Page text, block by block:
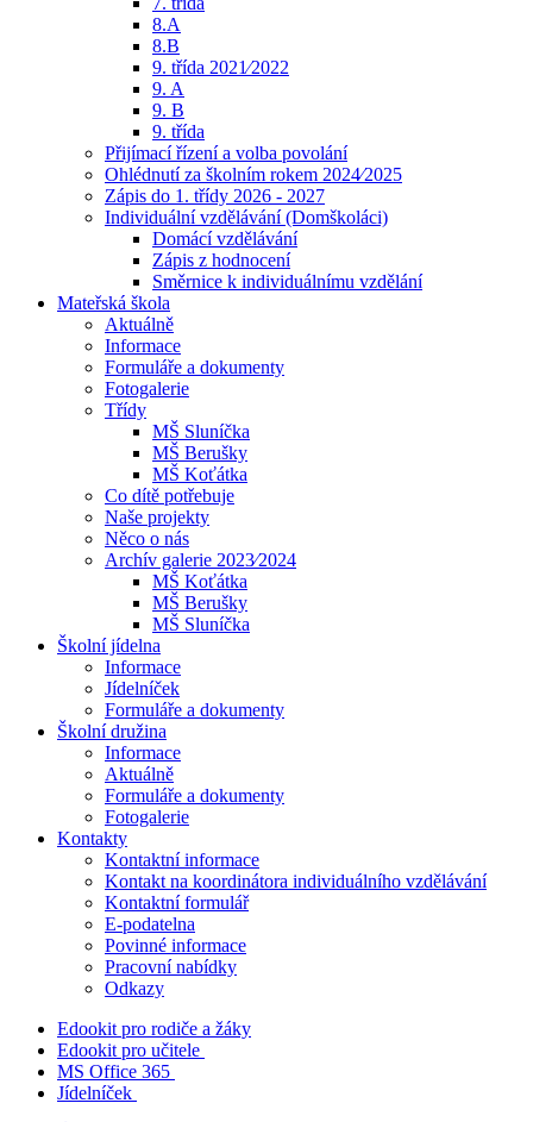
8.A
8.B
9. třída 2021⁄2022
9. A
9. B
9. třída
Přijímací řízení a volba povolání
Ohlédnutí za školním rokem 2024⁄2025
Zápis do 1. třídy 2026 - 2027
Individuální vzdělávání (Domškoláci)
Domácí vzdělávání
Zápis z hodnocení
Směrnice k individuálnímu vzdělání
Mateřská škola
Aktuálně
Informace
Formuláře a dokumenty
Fotogalerie
Třídy
MŠ Sluníčka
MŠ Berušky
MŠ Koťátka
Co dítě potřebuje
Naše projekty
Něco o nás
Archív galerie 2023⁄2024
MŠ Koťátka
MŠ Berušky
MŠ Sluníčka
Školní jídelna
Informace
Jídelníček
Formuláře a dokumenty
Školní družina
Informace
Aktuálně
Formuláře a dokumenty
Fotogalerie
Kontakty
Kontaktní informace
Kontakt na koordinátora individuálního vzdělávání
Kontaktní formulář
E-podatelna
Povinné informace
Pracovní nabídky
Odkazy
Edookit pro rodiče a žáky
Edookit pro učitele
MS Office 365
Jídelníček